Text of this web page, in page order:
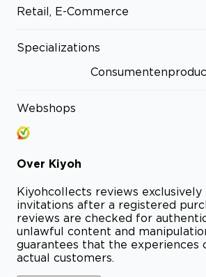
Retail, E-Commerce
Specializations
Webshops
Over Kiyoh
Kiyohcollects reviews exclusively
invitations after a registered
reviews are checked for
unlawful content and
guarantees that the experiences
actual customers.